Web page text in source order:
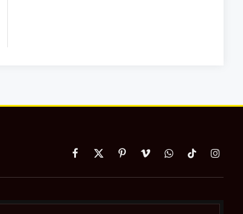
Facebook
X
PinterestVimeoWhatsApp
TikTok